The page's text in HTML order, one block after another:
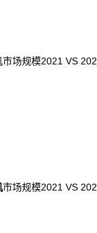
规模2021 VS
市场规模2021 VS